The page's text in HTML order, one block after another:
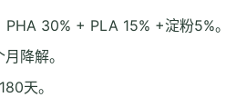
30% + PLA 15% +淀粉5%。
降解。
天。